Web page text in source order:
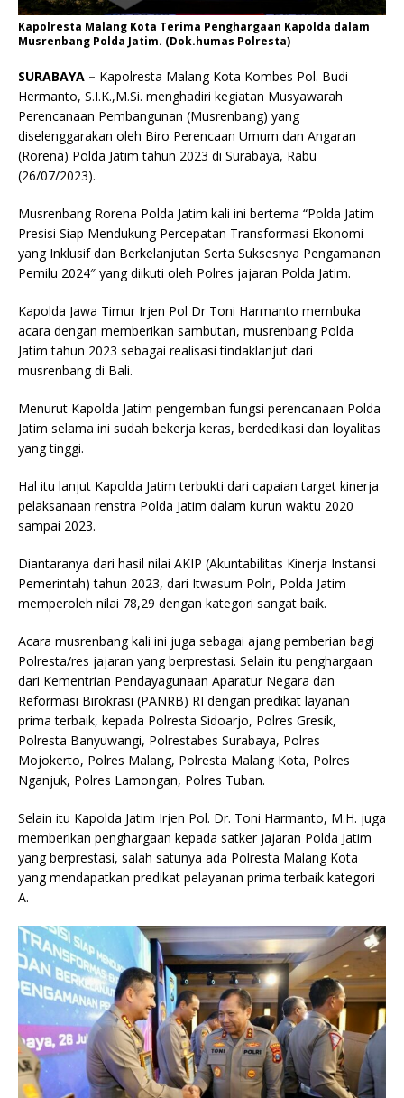
Kapolresta Malang Kota Terima Penghargaan Kapolda dalam
Musrenbang Polda Jatim. (Dok.humas Polresta)
SURABAYA – Kapolresta Malang Kota Kombes Pol. Budi
Hermanto, S.I.K.,M.Si. menghadiri kegiatan Musyawarah
Perencanaan Pembangunan (Musrenbang) yang
diselenggarakan oleh Biro Perencaan Umum dan Angaran
(Rorena) Polda Jatim tahun 2023 di Surabaya, Rabu
(26/07/2023).
Musrenbang Rorena Polda Jatim kali ini bertema “Polda Jatim
Presisi Siap Mendukung Percepatan Transformasi Ekonomi
yang Inklusif dan Berkelanjutan Serta Suksesnya Pengamanan
Pemilu 2024″ yang diikuti oleh Polres jajaran Polda Jatim.
Kapolda Jawa Timur Irjen Pol Dr Toni Harmanto membuka
acara dengan memberikan sambutan, musrenbang Polda
Jatim tahun 2023 sebagai realisasi tindaklanjut dari
musrenbang di Bali.
Menurut Kapolda Jatim pengemban fungsi perencanaan Polda
Jatim selama ini sudah bekerja keras, berdedikasi dan loyalitas
yang tinggi.
Hal itu lanjut Kapolda Jatim terbukti dari capaian target kinerja
pelaksanaan renstra Polda Jatim dalam kurun waktu 2020
sampai 2023.
Diantaranya dari hasil nilai AKIP (Akuntabilitas Kinerja Instansi
Pemerintah) tahun 2023, dari Itwasum Polri, Polda Jatim
memperoleh nilai 78,29 dengan kategori sangat baik.
Acara musrenbang kali ini juga sebagai ajang pemberian bagi
Polresta/res jajaran yang berprestasi. Selain itu penghargaan
dari Kementrian Pendayagunaan Aparatur Negara dan
Reformasi Birokrasi (PANRB) RI dengan predikat layanan
prima terbaik, kepada Polresta Sidoarjo, Polres Gresik,
Polresta Banyuwangi, Polrestabes Surabaya, Polres
Mojokerto, Polres Malang, Polresta Malang Kota, Polres
Nganjuk, Polres Lamongan, Polres Tuban.
Selain itu Kapolda Jatim Irjen Pol. Dr. Toni Harmanto, M.H. juga
memberikan penghargaan kepada satker jajaran Polda Jatim
yang berprestasi, salah satunya ada Polresta Malang Kota
yang mendapatkan predikat pelayanan prima terbaik kategori
A.